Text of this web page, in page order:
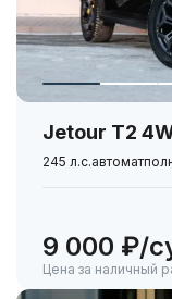
Набор
Jetour T2
245 л.с.автомат
9 000 ₽/
Цена за наличный